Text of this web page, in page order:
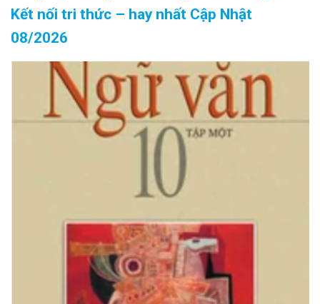
Kết nối tri thức – hay nhất Cập Nhật
08/2026